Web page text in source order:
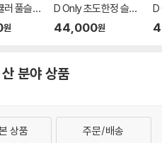
반품은 제품 개봉 전에만 운임비
러 풀슬립
한정판)
원
D Only 초도한정 슬립
케이스) : 블루레이
44,000원
D
:
분야 상품
상품 주문/배송